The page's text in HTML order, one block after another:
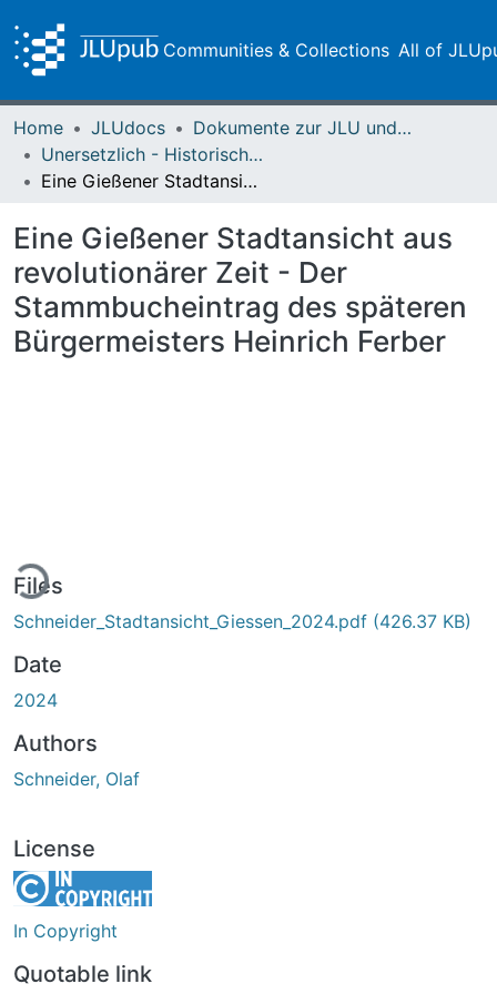
Communities & Collections All of
Home JLUdocs
Dokumente zur JLU und ihren Sammlungen
Unersetzlich - Historische Sammlungen der Universitätsbibliothek
Eine Gießener Stadtansicht aus revolutionärer Zeit - Der Stammbucheintrag des späteren Bürgermeisters Heinrich Ferber
Eine Gießener Stadtansicht aus
revolutionärer Zeit - Der
Stammbucheintrag des späteren
Bürgermeisters Heinrich Ferber
Files
Schneider_Stadtansicht_Giessen_2024.pdf (426.37 KB)
Date
2024
Authors
Schneider, Olaf
License
In Copyright
Quotable link